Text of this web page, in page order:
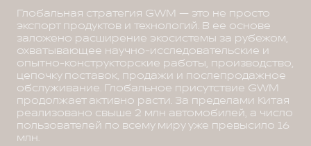
Глобальная стратегия GWM — это не просто
экспорт продуктов и технологий. В ее основе
заложено расширение экосистемы за рубежом,
охватывающее научно-исследовательские и
опытно-конструкторские работы, производство,
цепочку поставок, продажи и послепродажное
обслуживание. Глобальное присутствие GWM
продолжает активно расти. За пределами Китая
реализовано свыше 2 млн автомобилей, а число
пользователей по всему миру уже превысило 16
млн.